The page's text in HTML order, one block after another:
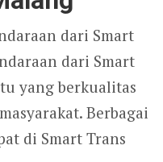
dari Smart
dari Smart
yang berkualitas
Berbagai
di Smart Trans